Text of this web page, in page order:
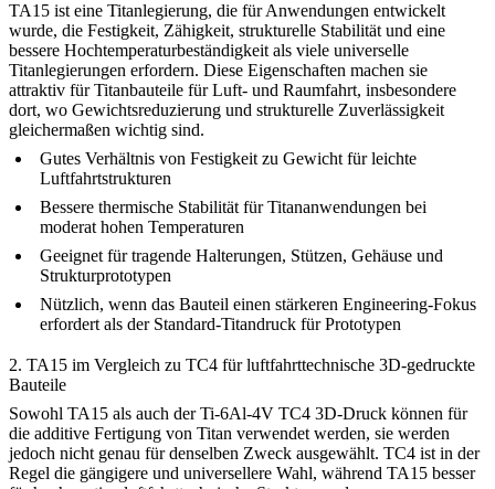
TA15 ist eine Titanlegierung, die für Anwendungen entwickelt
wurde, die Festigkeit, Zähigkeit, strukturelle Stabilität und eine
bessere Hochtemperaturbeständigkeit als viele universelle
Titanlegierungen erfordern. Diese Eigenschaften machen sie
attraktiv fürTitanbauteile für Luft- und Raumfahrt, insbesondere
dort, wo Gewichtsreduzierung und strukturelle Zuverlässigkeit
gleichermaßen wichtig sind.
Gutes Verhältnis von Festigkeit zu Gewicht für leichte
Luftfahrtstrukturen
Bessere thermische Stabilität für Titananwendungen bei
moderat hohen Temperaturen
Geeignet für tragende Halterungen, Stützen, Gehäuse und
Strukturprototypen
Nützlich, wenn das Bauteil einen stärkeren Engineering-Fokus
erfordert als der Standard-Titandruck für Prototypen
2. TA15 im Vergleich zu TC4 für luftfahrttechnische 3D-gedruckte
Bauteile
Sowohl TA15 als auch derTi-6Al-4V TC4 3D-Druck können für
die additive Fertigung von Titan verwendet werden, sie werden
jedoch nicht genau für denselben Zweck ausgewählt. TC4 ist in der
Regel die gängigere und universellere Wahl, während TA15 besser